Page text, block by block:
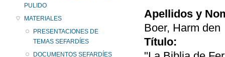
PULIDO
MATERIALES
PRESENTACIONES DE
TEMAS SEFARDÍES
DOCUMENTOS SEFARDÍES
Apellidos y
Boer, Harm den
Título: